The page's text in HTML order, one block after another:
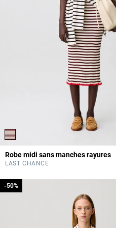
Robe midi sans manches rayures
LAST CHANCE
-50%
-50%